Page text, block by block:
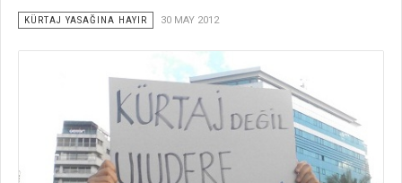
KÜRTAJ YASAĞINA HAYIR 30 MAY 2012